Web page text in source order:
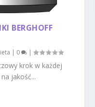
BERGHOFF
| 0 |
krok w każdej
jakość...